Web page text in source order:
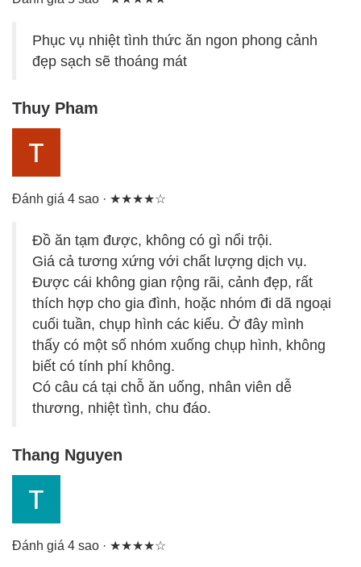
Phục vụ nhiệt tình thức ăn ngon phong cảnh
đẹp sạch sẽ thoáng mát
Thuy Pham
Đánh giá 4 sao · ★★★★☆
Đồ ăn tạm được, không có gì nổi trội.
Giá cả tương xứng với chất lượng dịch vụ.
Được cái không gian rộng rãi, cảnh đẹp, rất
thích hợp cho gia đình, hoặc nhóm đi dã ngoại
cuối tuần, chụp hình các kiểu. Ở đây mình
thấy có một số nhóm xuống chụp hình, không
biết có tính phí không.
Có câu cá tại chỗ ăn uống, nhân viên dễ
thương, nhiệt tình, chu đáo.
Thang Nguyen
Đánh giá 4 sao · ★★★★☆